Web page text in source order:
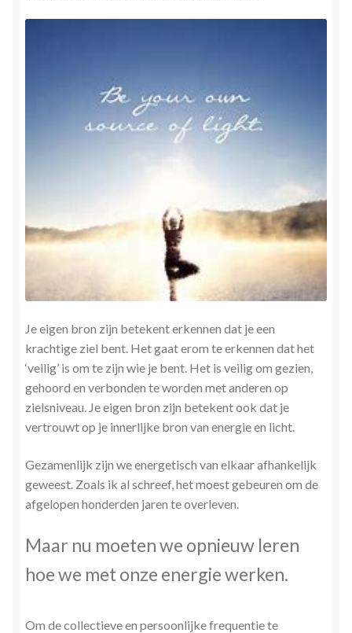
Je eigen bron zijn betekent erkennen dat je een
krachtige ziel bent. Het gaat erom te erkennen dat het
‘veilig’ is om te zijn wie je bent. Het is veilig om gezien,
gehoord en verbonden te worden met anderen op
zielsniveau. Je eigen bron zijn betekent ook dat je
vertrouwt op je innerlijke bron van energie en licht.
Gezamenlijk zijn we energetisch van elkaar afhankelijk
geweest. Zoals ik al schreef, het moest gebeuren om de
afgelopen honderden jaren te overleven.
Maar nu moeten we opnieuw leren
hoe we met onze energie werken.
Om de collectieve en persoonlijke frequentie te